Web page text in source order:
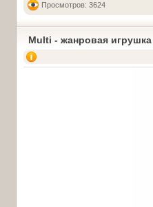
Просмотров: 3624
Multi - жанровая игрушка